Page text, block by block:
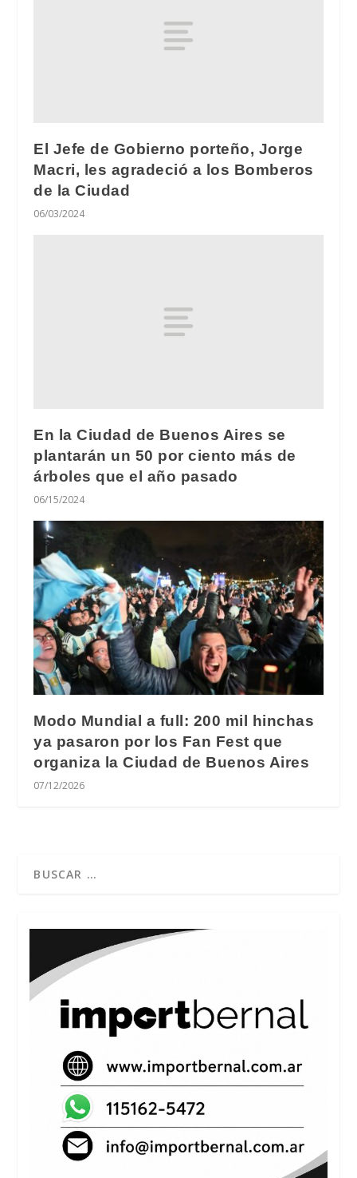
El Jefe de Gobierno porteño, Jorge
Macri, les agradeció a los Bomberos
de la Ciudad
06/03/2024
En la Ciudad de Buenos Aires se
plantarán un 50 por ciento más de
árboles que el año pasado
06/15/2024
Modo Mundial a full: 200 mil hinchas
ya pasaron por los Fan Fest que
organiza la Ciudad de Buenos Aires
07/12/2026